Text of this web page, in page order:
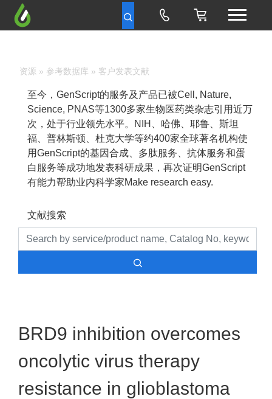
资源 » 参考数据库 » 客户发表文献
至今，GenScript的服务及产品已被Cell, Nature,
Science, PNAS等1300多家生物医药类杂志引用近万
次，处于行业领先水平。NIH、哈佛、耶鲁、斯坦
福、普林斯顿、杜克大学等约400家全球著名机构使
用GenScript的基因合成、多肽服务、抗体服务和蛋
白服务等成功地发表科研成果，再次证明GenScript
有能力帮助业内科学家Make research easy.
文献搜索
BRD9 inhibition overcomes
oncolytic virus therapy
resistance in glioblastoma